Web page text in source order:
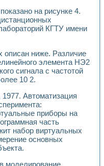
с применением
и эффективности систем
учебные стенды
комплексы для
исследования нелинейных
приборов в процесе
ELECTRONICS WORKBENCH-
по дисциплине «Цифровые
по ИНС на основе LabVIEW
по основам теории коммутации
для создания
исследования течения в
«Изучение магнитных
на рисунке 4.
КГТУ имени
описан ниже. Различие
элемента НЭ2
сигнала с частотой
10 2.
Автоматизация
приборы на
часть
набор виртуальных
основных